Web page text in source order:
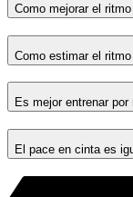
Como mejorar el
Como estimar el
Es mejor entrenar
El pace en cinta es